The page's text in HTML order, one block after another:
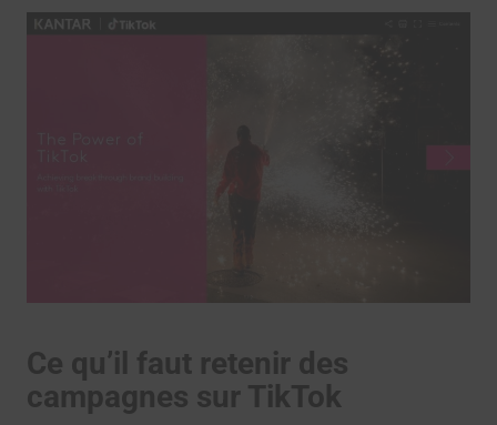
Ce qu’il faut retenir des
campagnes sur TikTok